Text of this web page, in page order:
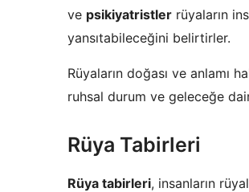
ve psikiyatristler rüyaların
yansıtabileceğini belirtirler.
Rüyaların doğası ve anlamı
ruhsal durum ve geleceğe
Rüya Tabirleri
Rüya tabirleri, insanların